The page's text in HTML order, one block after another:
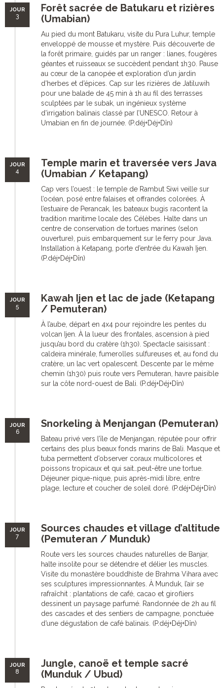
JOUR
3
Forêt sacrée de Batukaru et rizières
(Umabian)
Au pied du mont Batukaru, visite du Pura Luhur, temple
enveloppé de mousse et mystère. Puis découverte de
la forêt primaire, guidés par un ranger : lianes, fougères
géantes et ruisseaux se succèdent pendant 1h30. Pause
au cœur de la canopée et exploration d’un jardin
d’herbes et d’épices. Cap sur les rizières de Jatiluwih
pour une balade de 45 min à 1h au fil des terrasses
sculptées par le subak, un ingénieux système
d’irrigation balinais classé par l’UNESCO. Retour à
Umabian en fin de journée. (P.déj+Déj+Dîn)
JOUR
4
Temple marin et traversée vers Java
(Umabian / Ketapang)
Cap vers l’ouest : le temple de Rambut Siwi veille sur
l’océan, posé entre falaises et offrandes colorées. À
l’estuaire de Perancak, les bateaux bugis racontent la
tradition maritime locale des Célèbes. Halte dans un
centre de conservation de tortues marines (selon
ouverture), puis embarquement sur le ferry pour Java.
Installation à Ketapang, porte d’entrée du Kawah Ijen.
(P.déj+Déj+Dîn)
JOUR
5
Kawah Ijen et lac de jade (Ketapang
/ Pemuteran)
À l’aube, départ en 4x4 pour rejoindre les pentes du
volcan Ijen. À la lueur des frontales, ascension à pied
jusqu’au bord du cratère (1h30). Spectacle saisissant :
caldeira minérale, fumerolles sulfureuses et, au fond du
cratère, un lac vert opalescent. Descente par le même
chemin (1h30) puis route vers Pemuteran, havre paisible
sur la côte nord-ouest de Bali. (P.déj+Déj+Dîn)
JOUR
6
Snorkeling à Menjangan (Pemuteran)
Bateau privé vers l’île de Menjangan, réputée pour offrir
certains des plus beaux fonds marins de Bali. Masque et
tuba permettent d’observer coraux multicolores et
poissons tropicaux et qui sait…peut-être une tortue.
Déjeuner pique-nique, puis après-midi libre, entre
plage, lecture et coucher de soleil doré. (P.déj+Déj+Dîn)
JOUR
7
Sources chaudes et village d’altitude
(Pemuteran / Munduk)
Route vers les sources chaudes naturelles de Banjar,
halte insolite pour se détendre et délier les muscles.
Visite du monastère bouddhiste de Brahma Vihara avec
ses sculptures impressionnantes. À Munduk, l’air se
rafraîchit : plantations de café, cacao et girofliers
dessinent un paysage parfumé. Randonnée de 2h au fil
des cascades et des sentiers de campagne, ponctuée
d’une dégustation de café balinais. (P.déj+Déj+Dîn)
JOUR
8
Jungle, canoë et temple sacré
(Munduk / Ubud)